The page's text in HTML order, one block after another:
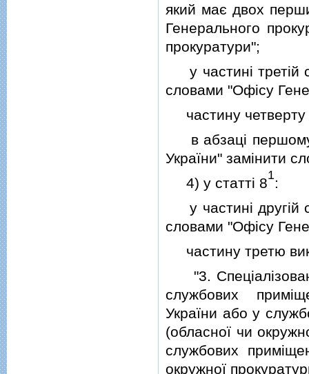
який має двох
Генерального
прокуратури";
у частинi третiй
словами "Офiсу
частину четверту
в абзацi першому
України" замiнити
4) у статтi 81:
у частинi другiй
словами "Офiсу
частину третю
"3.
службових
України або у
(обласної чи
службових
окружної